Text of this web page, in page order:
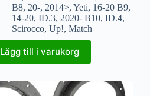
B8, 20-, 2014>, Yeti, 16-20 B9,
14-20, ID.3, 2020- B10, ID.4,
Scirocco, Up!, Match
Lägg till i varukorg